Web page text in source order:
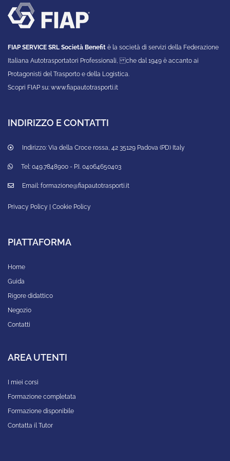
FIAP SERVICE SRL Società Benefit è la società di servizi della Federazione
Italiana Autotrasportatori Professionali, che dal 1949 è accanto ai
Protagonisti del Trasporto e della Logistica.
Scopri FIAP su: www.fiapautotrasporti.it
INDIRIZZO E CONTATTI
Indirizzo: Via della Croce rossa, 42 35129 Padova (PD) Italy
Tel: 049.7848900 - P.I. 04064650403
Email: formazione@fiapautotrasporti.it
Privacy Policy Cookie Policy
PIATTAFORMA
Home
Guida
Rigore didattico
Negozio
Contatti
AREA UTENTI
I miei corsi
Formazione completata
Formazione disponibile
Contatta il Tutor